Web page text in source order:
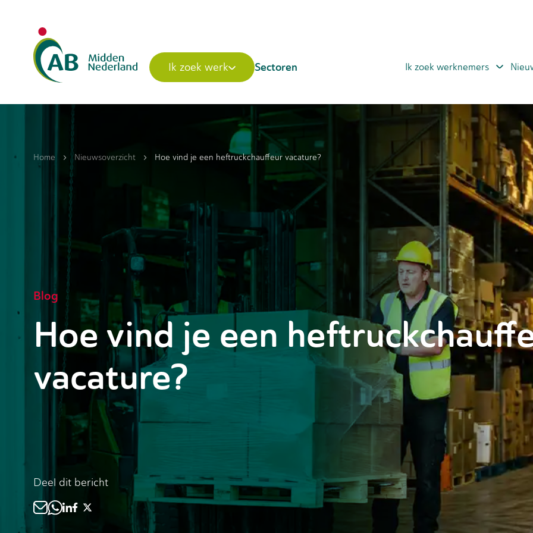
Ik zoek werk Sectoren Ik zoek werknemers
Home Nieuwsoverzicht Hoe vind je een heftruckchauffeur vacature?
Blog
Hoe vind je een
vacature?
Deel dit bericht